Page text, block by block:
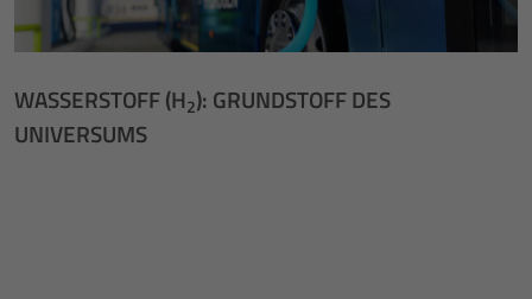
WASSERSTOFF (H2): GRUNDSTOFF DES
UNIVERSUMS